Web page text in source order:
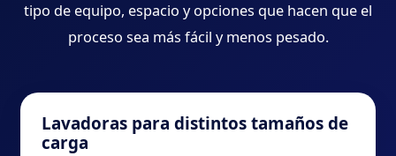
tipo de equipo, espacio y opciones que hacen que el
proceso sea más fácil y menos pesado.
Lavadoras para distintos tamaños de
carga